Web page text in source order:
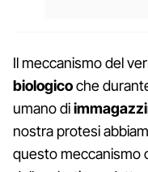
Il meccanismo del
biologicoche
umano di
nostra protesi
questo meccanismo